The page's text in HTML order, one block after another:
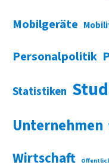
Mobilgeräte
Personalpolitik
Statistiken
Unternehmen
Wirtschaft